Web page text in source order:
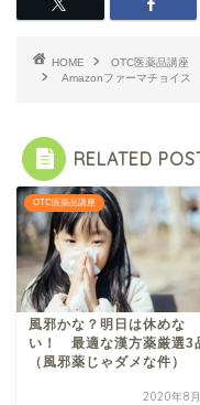
HOME
OTC医薬品講座
Amazonファーマチョイ
RELATED
OTC医薬品講座
風邪かな？明日は休めな
い！ 最適な漢方薬厳選3
（風邪薬じゃダメな件）
2020年8